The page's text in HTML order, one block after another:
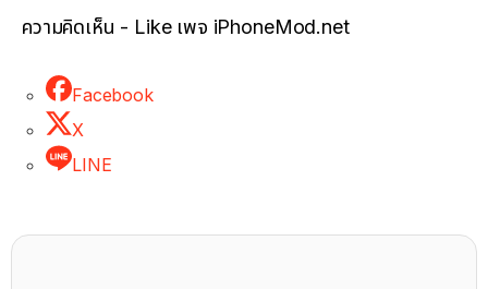
ความคิดเห็น - Like เพจ iPhoneMod.net
Facebook
X
LINE